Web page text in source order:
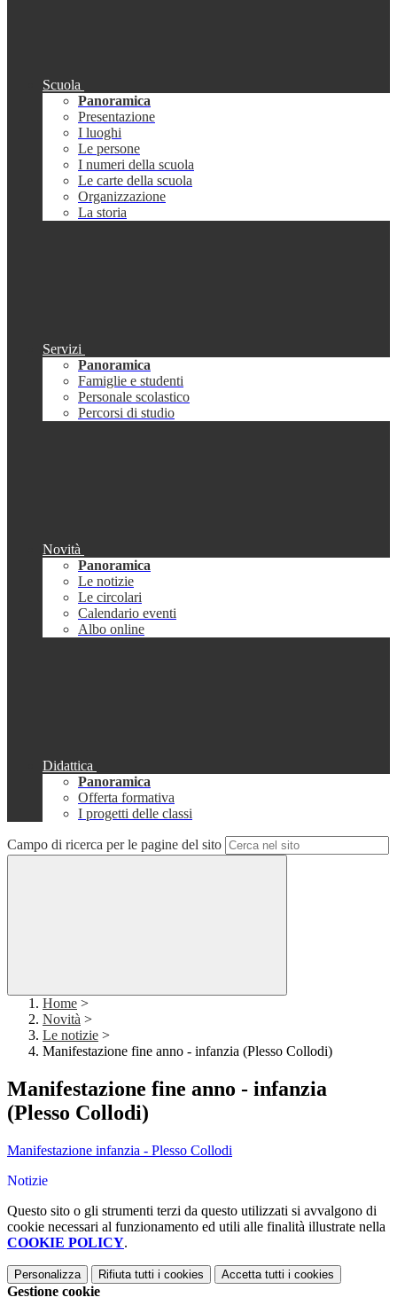
Scuola
Panoramica
Presentazione
I luoghi
Le persone
I numeri della scuola
Le carte della scuola
Organizzazione
La storia
Servizi
Panoramica
Famiglie e studenti
Personale scolastico
Percorsi di studio
Novità
Panoramica
Le notizie
Le circolari
Calendario eventi
Albo online
Didattica
Panoramica
Offerta formativa
I progetti delle classi
Campo di ricerca per le pagine del sito
Home >
Novità >
Le notizie >
Manifestazione fine anno - infanzia (Plesso Collodi)
Manifestazione fine anno - infanzia
(Plesso Collodi)
Manifestazione infanzia - Plesso Collodi
Notizie
Questo sito o gli strumenti terzi da questo utilizzati si avvalgono di
cookie necessari al funzionamento ed utili alle finalità illustrate nella
COOKIE POLICY.
Personalizza Rifiuta tutti i cookies Accetta tutti i cookies
Gestione cookie